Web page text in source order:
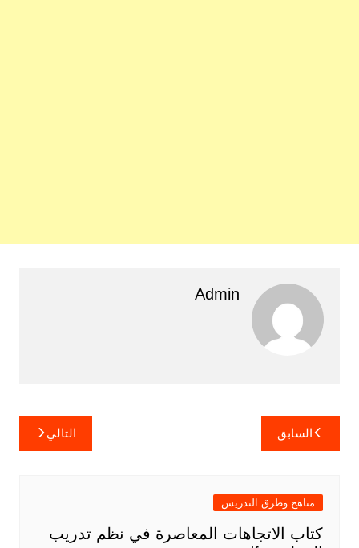
Admin
تصفّح
المقالات
السابق التالي
مناهج وطرق التدريس
كتاب الاتجاهات المعاصرة في نظم تدريب